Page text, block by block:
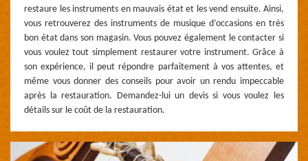
restaure les instruments en mauvais état et les vend ensuite. Ainsi,
vous retrouverez des instruments de musique d’occasions en très
bon état dans son magasin. Vous pouvez également le contacter si
vous voulez tout simplement restaurer votre instrument. Grâce à
son expérience, il peut répondre parfaitement à vos attentes, et
même vous donner des conseils pour avoir un rendu impeccable
après la restauration. Demandez-lui un devis si vous voulez les
détails sur le coût de la restauration.